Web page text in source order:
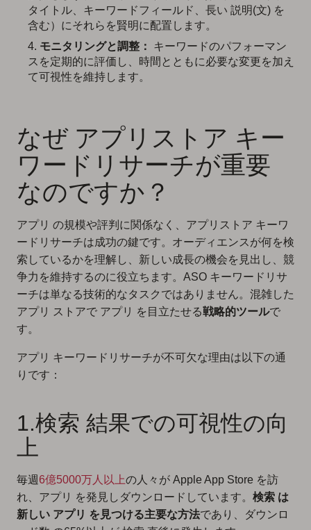
タイトル、キーワードフィールド、長い 説明(文) を
含む）にそれらを賢明に配置します。
モニタリングと調整：
キーワードのパフォーマン
スを定期的に評価し、時間とともに必要な変更を加え
て可視性を維持します。
なぜ アプリストア キー
ワードリサーチが重要
なのですか？
アプリ の規模や評判に関係なく、アプリストア キーワ
ードリサーチは成功の鍵です。オーディエンスが何を検
索しているかを理解し、新しい成長の機会を見出し、競
争力を維持するのに役立ちます。ASO キーワードリサ
ーチは単なる技術的なタスクではありません。混雑した
アプリ ストアで アプリ を目立たせる戦略的ツールで
す。
アプリ キーワードリサーチが不可欠な理由は以下の通
りです：
1.検索 結果での可視性の向
上
毎週6億5000万人以上の人々が Apple App Store を訪
れ、アプリ を発見しダウンロードしています。 検索 は
新しい アプリ を見つける主要な方法であり、ダウンロ